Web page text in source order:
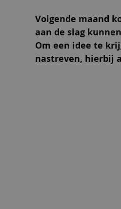
Volgende maand
aan de slag
Om een idee te
nastreven, hierbij